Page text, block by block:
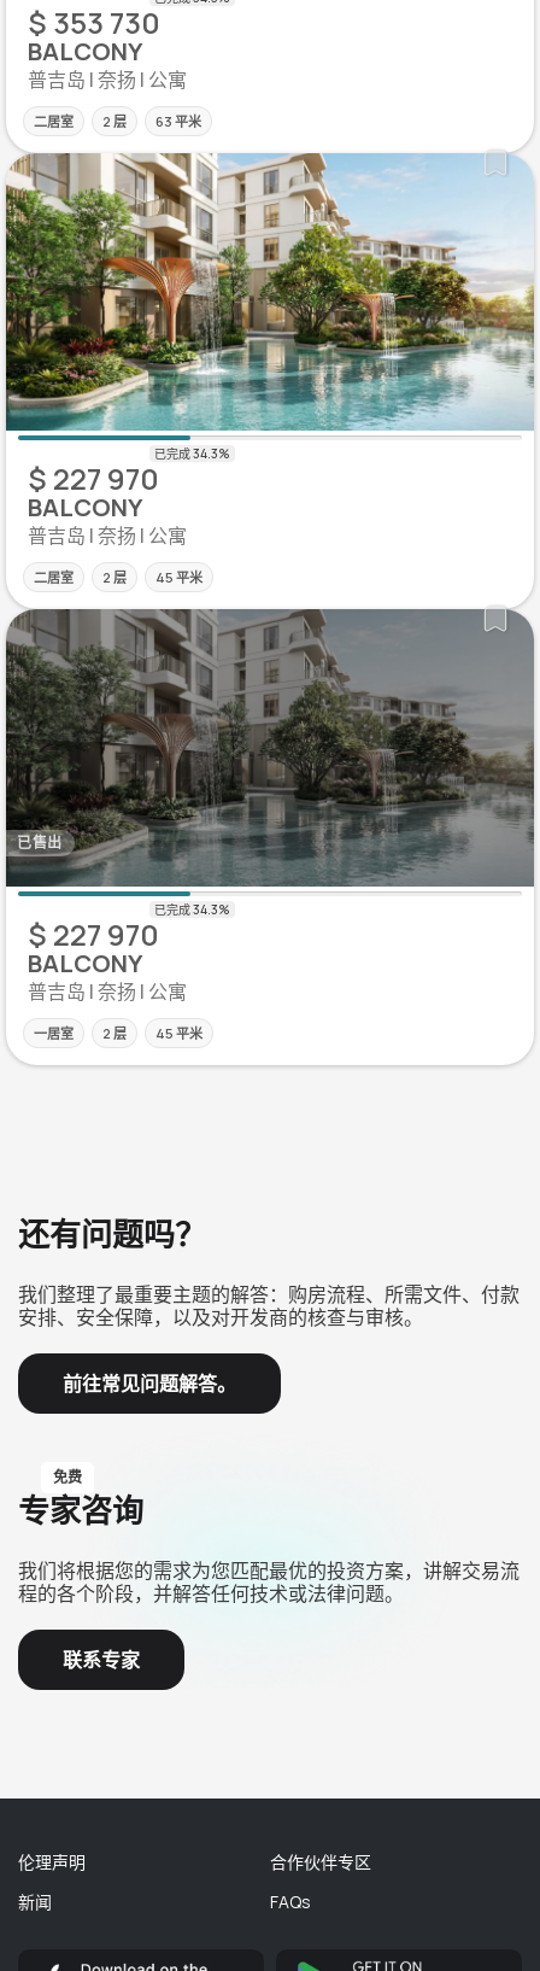
$ 353 730
BALCONY
普吉岛 | 奈扬 | 公寓
二居室 2 层 63 平米
$ 227 970
BALCONY
普吉岛 | 奈扬 | 公寓
二居室 2 层 45 平米
已售出
$ 227 970
BALCONY
普吉岛 | 奈扬 | 公寓
一居室 2 层 45 平米
还有问题吗？
我们整理了最重要主题的解答：购房流程、所需文件、付款
安排、安全保障，以及对开发商的核查与审核。
前往常见问题解答。
免费
专家咨询
我们将根据您的需求为您匹配最优的投资方案，讲解交易流
程的各个阶段，并解答任何技术或法律问题。
联系专家
伦理声明
新闻
合作伙伴专区
FAQs